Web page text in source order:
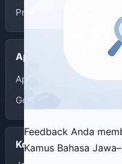
Feedback Anda
Kamus Bahasa
Privacy Policy
Aplikasi
App Store
Google Play
Kontak